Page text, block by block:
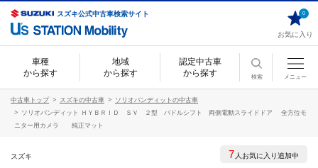
スズキ公式中古車検索サイト
お気に入り
0
車種
から探す
地域
から探す
認定中古車
から探す
検索 メニュー
中古車トップ スズキの中古車
ソリオバンディットの中古車
ソリオバンディット ＨＹＢＲＩＤ ＳＶ ２型 パドルシフト 両側電動スライドドア 全方位モ
ニター用カメラ 純正マット
スズキ 7 人お気に入り追加中